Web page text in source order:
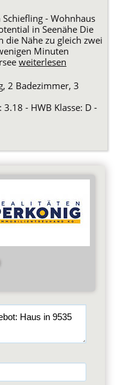
- Wohnhaus
in Seenähe Die
die Nähe zu gleich zwei
Minuten
weiterlesen
2 Badezimmer, 3
3.18 - HWB Klasse: D -